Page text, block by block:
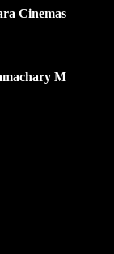
Cinemas
M